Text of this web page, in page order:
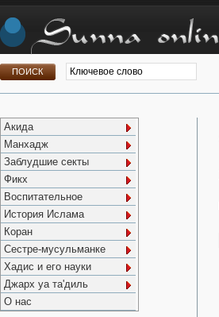
Акида
Манхадж
Заблудшие секты
Фикх
Воспитательное
История Ислама
Коран
Сестре-мусульманке
Хадис и его науки
Джарх уа та'диль
О нас